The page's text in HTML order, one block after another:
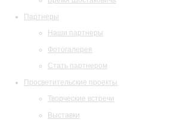
Партнеры
Наши партнеры
Фотогалерея
Стать партнером
Просветительские проекты
Творческие встречи
Выставки